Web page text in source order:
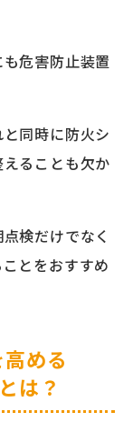
危害防止装置
同時に防火シ
ることも欠か
検だけでなく
とをおすすめ
める
は？